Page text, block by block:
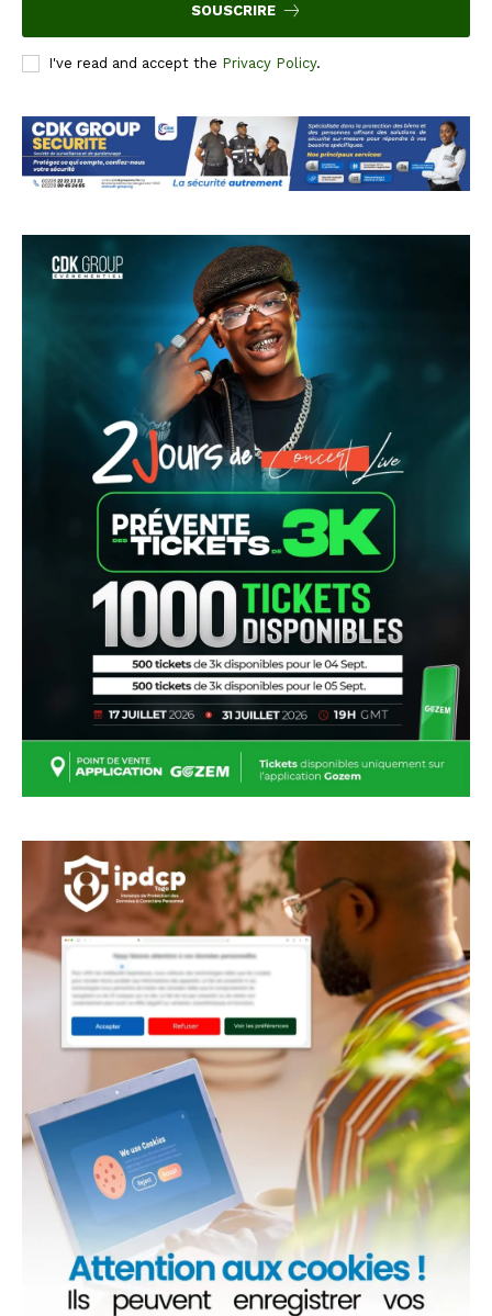
SOUSCRIRE
I've read and accept the Privacy Policy.